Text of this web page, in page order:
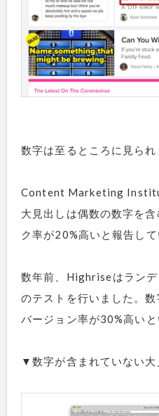
数字は至るところに見られ
Content Marketing
大見出しは偶数の数字を
ク率が20%高いと報告して
数年前、Highriseはラン
のテストを行いました。
バージョン率が30%高いと
▼数字が含まれていない大